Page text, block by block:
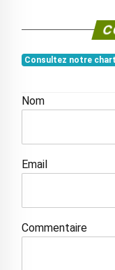
Consultez notre
Nom
Email
Commentaire